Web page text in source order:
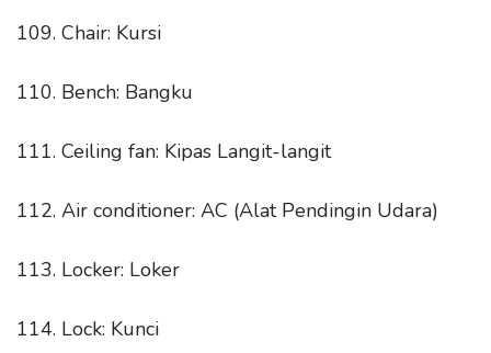
109. Chair: Kursi
110. Bench: Bangku
111. Ceiling fan: Kipas Langit-langit
112. Air conditioner: AC (Alat Pendingin Udara)
113. Locker: Loker
114. Lock: Kunci